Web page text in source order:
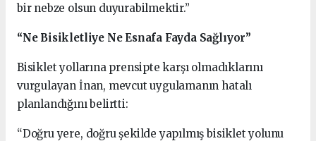
bir nebze olsun duyurabilmektir.”
“Ne Bisikletliye Ne Esnafa Fayda Sağlıyor”
Bisiklet yollarına prensipte karşı olmadıklarını
vurgulayan İnan, mevcut uygulamanın hatalı
planlandığını belirtti:
“Doğru yere, doğru şekilde yapılmış bisiklet yolunu